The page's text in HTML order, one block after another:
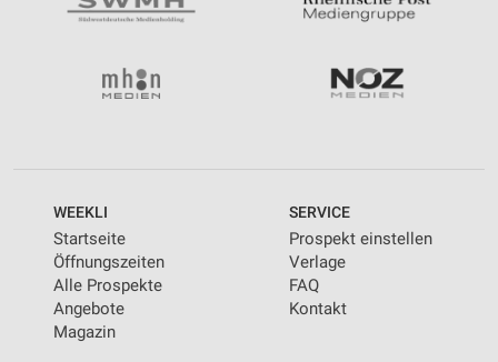
WEEKLI
Startseite
Öffnungszeiten
Alle Prospekte
Angebote
Magazin
SERVICE
Prospekt einstellen
Verlage
FAQ
Kontakt